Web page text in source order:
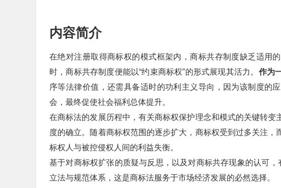
内容简介
在绝对注册取得商标权的模式框架内，商标共存制度缺乏适用
时，商标共存制度便能以“约束商标权”的形式展现其活力。 作为
序等法律价值，还需具备适时的功利主义导向，因为该制度的
会，最终促使社会福利总体提升。
在商标法的发展历程中，有关商标权保护理念和模式的关键转变
度的确立。随着商标权范围的逐步扩大，商标权受到过多关注
标权人与被控侵权人间的利益失衡。
基于对商标权扩张的质疑与反思，以及对商标共存现象的认可，
立法与规范体系，这是商标法服务于市场经济发展的必然选择。